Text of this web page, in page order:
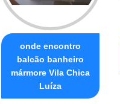
onde encontro
balcão banheiro
mármore Vila Chica
Luíza